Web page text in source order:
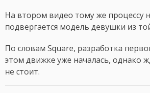
На втором видео тому же процессу
подвергается модель девушки из
По словам Square, разработка
этом движке уже началась, однако
не стоит.